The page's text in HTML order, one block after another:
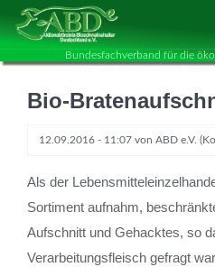
Bundesfachverband für die
Bio-
12.09.2016 - 11:07 von ABD e.V.
Als der
Sortiment aufnahm,
Aufschnitt und Gehacktes, so
Verarbeitungsfleisch gefragt